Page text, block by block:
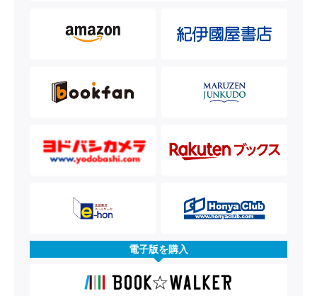
電子版を購入